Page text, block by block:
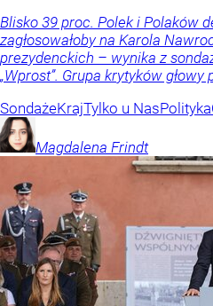
Blisko 39 proc. Polek i Polaków
zagłosowałoby na Karola
prezydenckich – wynika z
„Wprost”. Grupa krytyków
SondażeKrajTylko u NasPolityka
Magdalena Frindt